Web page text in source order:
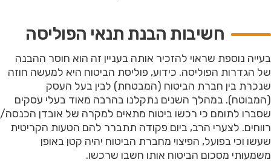
חשיבות הבנת תנאי הפוליסה
בעייה נוספת שראוי להזכיר אותה בעניין זה הוא חוסר ההבנה
של הגדרות הפוליסה. כידוע, פוליסת הביטוח היא למעשה חוזה
שנכרת בין חברת הביטוח (המבטחת) לבין בעל העסק
(המבוטח). במהלך השנים נתקלנו בהרבה מאוד בעלי עסקים
שסברו לתומם כי רכשו ביטוח מתאים למקרה של אובדן הכנסה/
רווחים. לצערי הרב, ביום פקודה תתברר להם הטעות הקריטית
שעשו וכי בפועל, הפיצוי מחברת הביטוח יהיה קטן באופן
משמעותי מסכום הביטוח אותו חשבו שרכשו.